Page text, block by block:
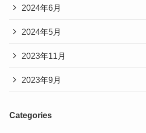
2024年6月
2024年5月
2023年11月
2023年9月
Categories